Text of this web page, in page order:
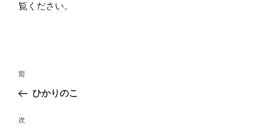
覧ください。
投
ナ
ビ
前
の
稿
前
ひかりのこ
次
次